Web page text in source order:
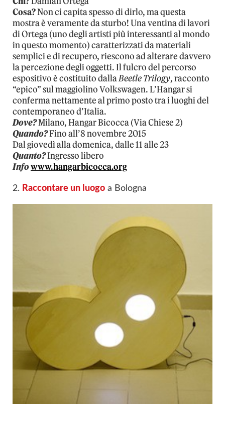
Cosa?Non ci capita spesso di dirlo, ma questa
mostra è veramente da sturbo! Una ventina di lavori
di Ortega (uno degli artisti più interessanti al mondo
in questo momento) caratterizzati da materiali
semplici e di recupero, riescono ad alterare davvero
la percezione degli oggetti. Il fulcro del percorso
espositivo è costituito dallaBeetle Trilogy, racconto
“epico” sul maggiolino Volkswagen. L’Hangar si
conferma nettamente al primo posto tra i luoghi del
contemporaneo d’Italia.
Dove?Milano, Hangar Bicocca (Via Chiese 2)
Quando?Fino all’8 novembre 2015
Dal giovedì alla domenica, dalle 11 alle 23
Quanto?Ingresso libero
Infowww.hangarbicocca.org
2. Raccontare un luogo a Bologna